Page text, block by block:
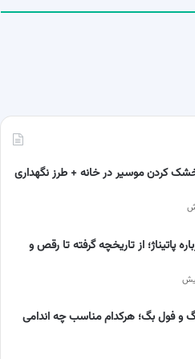
کردن موسیر در خانه + طرز نگهداری
پاتیناژ؛ از تاریخچه گرفته تا رقص و
و فول بگ؛ هرکدام مناسب چه اندامی